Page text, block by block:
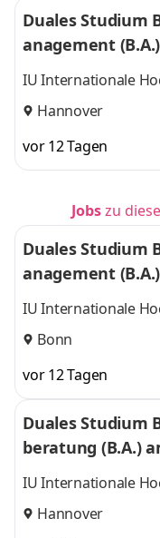
Duales Studium
anagement
IU Internationale
Hannover
vor 12 Tagen
Jobszu
Duales Studium
anagement
IU Internationale
Bonn
vor 12 Tagen
Duales Studium
beratung (B.A.)
IU Internationale
Hannover